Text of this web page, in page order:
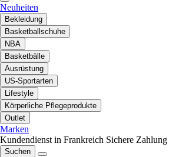
Neuheiten
Bekleidung
Basketballschuhe
NBA
Basketbälle
Ausrüstung
US-Sportarten
Lifestyle
Körperliche Pflegeprodukte
Outlet
Marken
Kundendienst in Frankreich Sichere Zahlung
Suchen